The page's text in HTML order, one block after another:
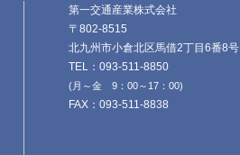
第一交通産業株式会社
〒802-8515
北九州市小倉北区馬借2丁目6番8号
TEL：093-511-8850
(月～金 9：00～17：00)
FAX：093-511-8838